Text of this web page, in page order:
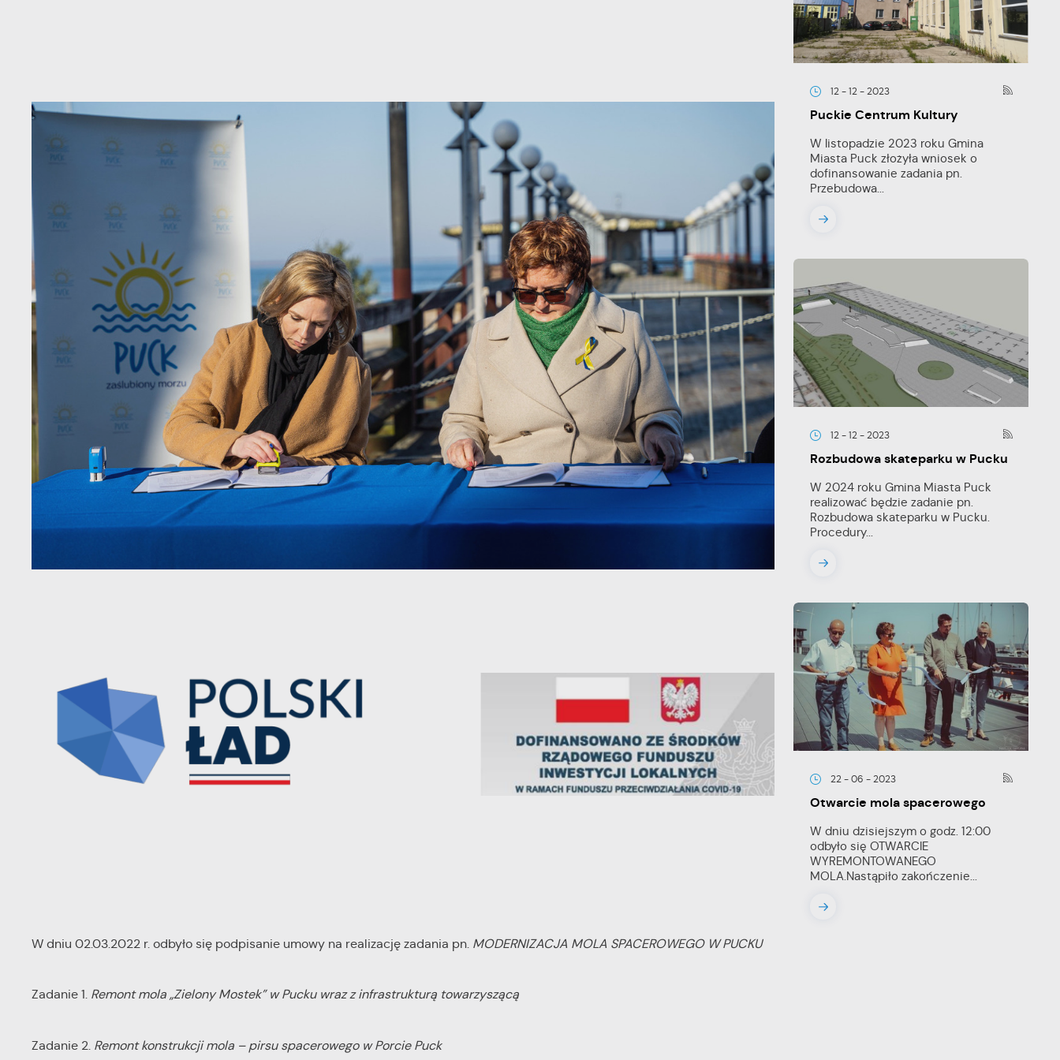
W dniu 02.03.2022 r. odbyło się podpisanie umowy na realizację zadania pn. MODERNIZACJA MOLA SPACEROWEGO W PUCKU
Zadanie 1. Remont mola „Zielony Mostek” w Pucku wraz z infrastrukturą towarzyszącą
Zadanie 2. Remont konstrukcji mola – pirsu spacerowego w Porcie Puck
12 - 12 - 2023
Puckie Centrum Kultury
W listopadzie 2023 roku Gmina
Miasta Puck złożyła wniosek o
dofinansowanie zadania pn.
Przebudowa...
12 - 12 - 2023
Rozbudowa skateparku w Pucku
W 2024 roku Gmina Miasta Puck
realizować będzie zadanie pn.
Rozbudowa skateparku w Pucku.
Procedury...
22 - 06 - 2023
Otwarcie mola spacerowego
W dniu dzisiejszym o godz. 12:00
odbyło się OTWARCIE
WYREMONTOWANEGO
MOLA.Nastąpiło zakończenie...